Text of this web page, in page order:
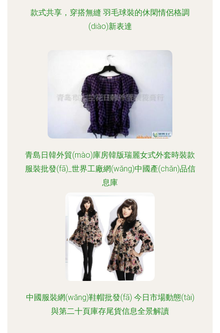
款式共享，穿搭無縫 羽毛球裝的休閑情侶格調
(diào)新表達
青島日韓外貿(mào)庫房韓版瑞麗女式外套時裝款
服裝批發(fā)_世界工廠網(wǎng)中國產(chǎn)品信
息庫
中國服裝網(wǎng)鞋帽批發(fā) 今日市場動態(tài)
與第二十頁庫存尾貨信息全景解讀